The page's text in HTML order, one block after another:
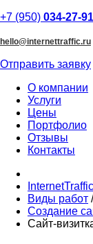
+7 (950) 034-27-91
hello@internettraffic.ru
Отправить заявку
О компании
Услуги
Цены
Портфолио
Отзывы
Контакты
InternetTraffic
Виды работ /
Создание
Сайт-